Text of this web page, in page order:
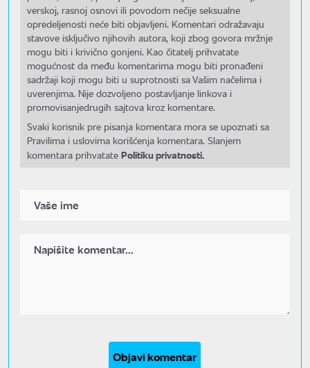
verskoj, rasnoj osnovi ili povodom nečije seksualne
opredeljenosti neće biti objavljeni. Komentari odražavaju
stavove isključivo njihovih autora, koji zbog govora mržnje
mogu biti i krivično gonjeni. Kao čitatelj prihvatate
mogućnost da među komentarima mogu biti pronađeni
sadržaji koji mogu biti u suprotnosti sa Vašim načelima i
uverenjima. Nije dozvoljeno postavljanje linkova i
promovisanjedrugih sajtova kroz komentare.
Svaki korisnik pre pisanja komentara mora se upoznati sa
Pravilima i uslovima korišćenja komentara. Slanjem
komentara prihvatate Politiku privatnosti.
Objavi komentar